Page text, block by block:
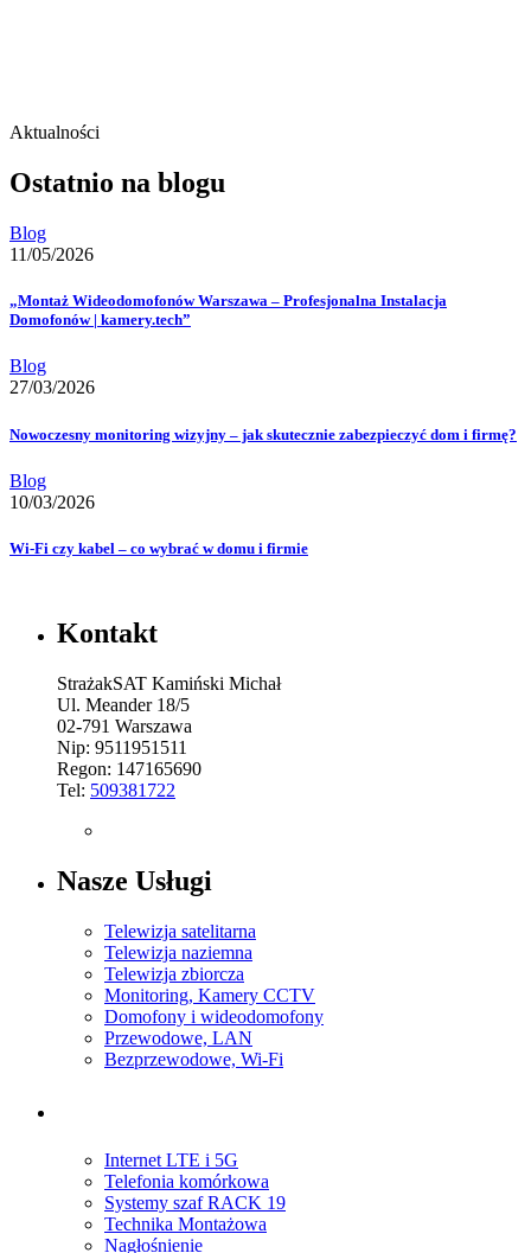
Aktualności
Ostatnio na blogu
Blog
11/05/2026
„Montaż Wideodomofonów Warszawa – Profesjonalna Instalacja
Domofonów | kamery.tech”
Blog
27/03/2026
Nowoczesny monitoring wizyjny – jak skutecznie zabezpieczyć dom i firmę?
Blog
10/03/2026
Wi-Fi czy kabel – co wybrać w domu i firmie
Kontakt
StrażakSAT Kamiński Michał
Ul. Meander 18/5
02-791 Warszawa
Nip: 9511951511
Regon: 147165690
Tel: 509381722
Nasze Usługi
Telewizja satelitarna
Telewizja naziemna
Telewizja zbiorcza
Monitoring, Kamery CCTV
Domofony i wideodomofony
Przewodowe, LAN
Bezprzewodowe, Wi-Fi
Internet LTE i 5G
Telefonia komórkowa
Systemy szaf RACK 19
Technika Montażowa
Nagłośnienie